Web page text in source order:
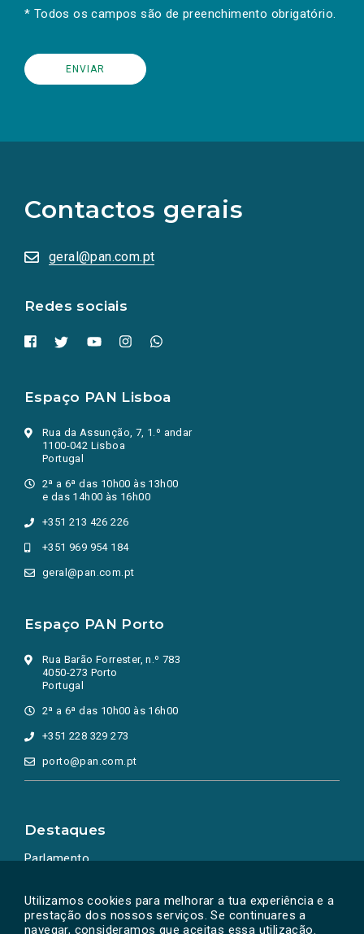
Utilizamos cookies para melhorar a tua experiência e a
prestação dos nossos serviços. Se continuares a
navegar, consideramos que aceitas essa utilização.
* Todos os campos são de preenchimento obrigatório.
Contactos gerais
geral@pan.com.pt
Redes sociais
redes
sociais
numa
nova
Espaço PAN Lisboa
Rua da Assunção, 7, 1.º andar
1100-042 Lisboa
Portugal
2ª a 6ª das 10h00 às 13h00
e das 14h00 às 16h00
+351 213 426 226
+351 969 954 184
geral@pan.com.pt
Espaço PAN Porto
Rua Barão Forrester, n.º 783
4050-273 Porto
Portugal
2ª a 6ª das 10h00 às 16h00
+351 228 329 273
porto@pan.com.pt
Destaques
Parlamento